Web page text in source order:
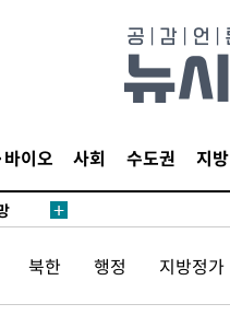
이오 사회 수도권 지방
수색
북한 행정 지방정가